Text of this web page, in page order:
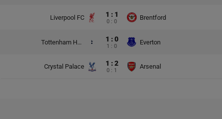
Liverpool FC 1 : 1
0 : 0
Brentford
Tottenham Hotspur 1 : 0
1 : 0
Everton
Crystal Palace 1 : 2
0 : 1
Arsenal